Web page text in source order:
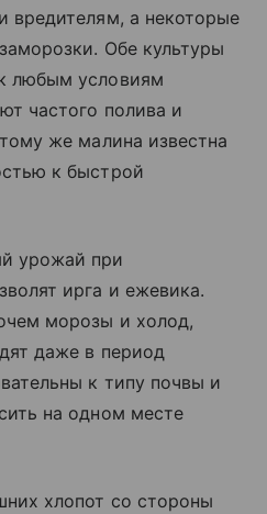
вредителям, а некоторые
Обе культуры
любым условиям
частого полива и
же малина известна
к быстрой
урожай при
ирга и ежевика.
морозы и холод,
даже в период
к типу почвы и
на одном месте
хлопот со стороны